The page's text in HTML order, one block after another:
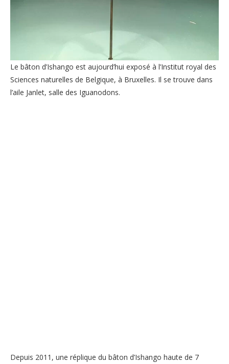
Le bâton d’Ishango est aujourd’hui exposé à l’Institut royal des
Sciences naturelles de Belgique, à Bruxelles. Il se trouve dans
l’aile Janlet, salle des Iguanodons.
Depuis 2011, une réplique du bâton d’Ishango haute de 7